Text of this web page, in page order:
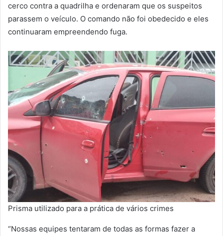
cerco contra a quadrilha e ordenaram que os suspeitos
parassem o veículo. O comando não foi obedecido e eles
continuaram empreendendo fuga.
Prisma utilizado para a prática de vários crimes
“Nossas equipes tentaram de todas as formas fazer a